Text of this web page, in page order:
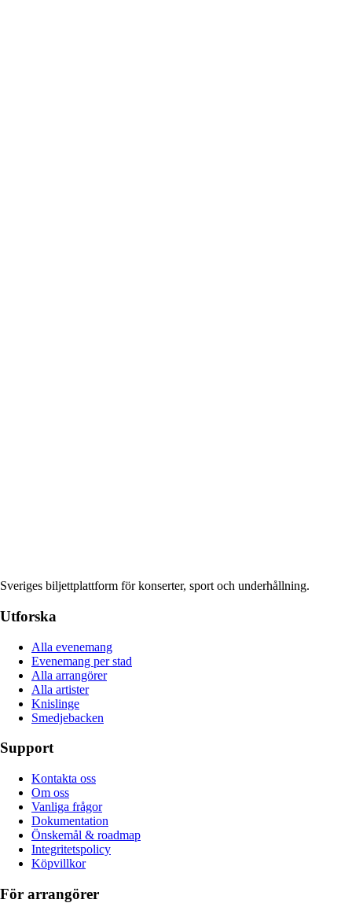
Sveriges biljettplattform för konserter, sport och underhållning.
Utforska
Alla evenemang
Evenemang per stad
Alla arrangörer
Alla artister
Knislinge
Smedjebacken
Support
Kontakta oss
Om oss
Vanliga frågor
Dokumentation
Önskemål & roadmap
Integritetspolicy
Köpvillkor
För arrangörer